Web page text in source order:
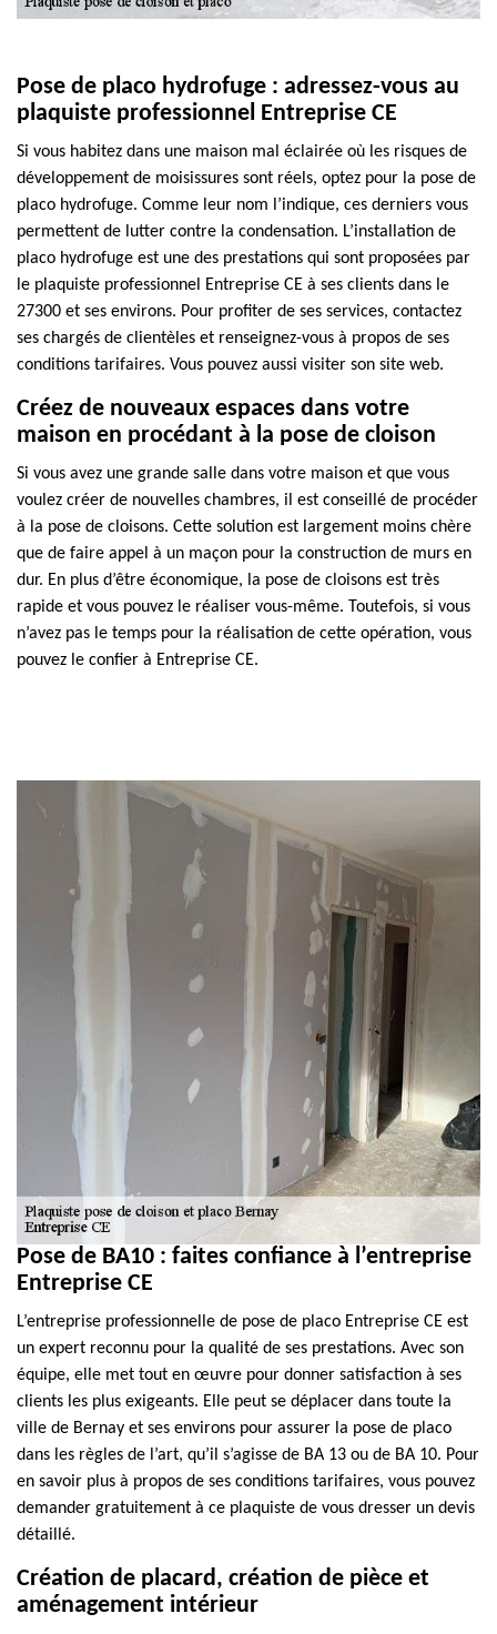
Pose de placo hydrofuge : adressez-vous au
plaquiste professionnel Entreprise CE
Si vous habitez dans une maison mal éclairée où les risques de
développement de moisissures sont réels, optez pour la pose de
placo hydrofuge. Comme leur nom l’indique, ces derniers vous
permettent de lutter contre la condensation. L’installation de
placo hydrofuge est une des prestations qui sont proposées par
le plaquiste professionnel Entreprise CE à ses clients dans le
27300 et ses environs. Pour profiter de ses services, contactez
ses chargés de clientèles et renseignez-vous à propos de ses
conditions tarifaires. Vous pouvez aussi visiter son site web.
Créez de nouveaux espaces dans votre
maison en procédant à la pose de cloison
Si vous avez une grande salle dans votre maison et que vous
voulez créer de nouvelles chambres, il est conseillé de procéder
à la pose de cloisons. Cette solution est largement moins chère
que de faire appel à un maçon pour la construction de murs en
dur. En plus d’être économique, la pose de cloisons est très
rapide et vous pouvez le réaliser vous-même. Toutefois, si vous
n’avez pas le temps pour la réalisation de cette opération, vous
pouvez le confier à Entreprise CE.
Pose de BA10 : faites confiance à l’entreprise
Entreprise CE
L’entreprise professionnelle de pose de placo Entreprise CE est
un expert reconnu pour la qualité de ses prestations. Avec son
équipe, elle met tout en œuvre pour donner satisfaction à ses
clients les plus exigeants. Elle peut se déplacer dans toute la
ville de Bernay et ses environs pour assurer la pose de placo
dans les règles de l’art, qu’il s’agisse de BA 13 ou de BA 10. Pour
en savoir plus à propos de ses conditions tarifaires, vous pouvez
demander gratuitement à ce plaquiste de vous dresser un devis
détaillé.
Création de placard, création de pièce et
aménagement intérieur